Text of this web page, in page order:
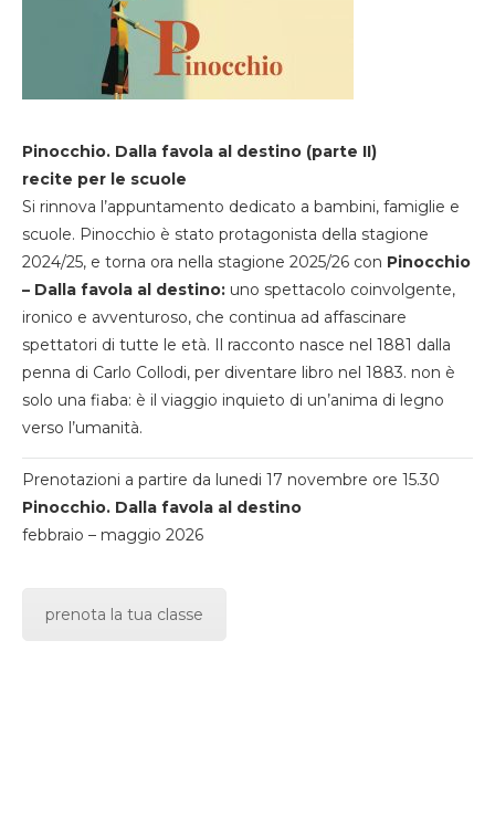
Pinocchio. Dalla favola al destino (parte II)
recite per le scuole
Si rinnova l’appuntamento dedicato a bambini, famiglie e
scuole. Pinocchio è stato protagonista della stagione
2024/25, e torna ora nella stagione 2025/26 con Pinocchio
– Dalla favola al destino: uno spettacolo coinvolgente,
ironico e avventuroso, che continua ad affascinare
spettatori di tutte le età. Il racconto nasce nel 1881 dalla
penna di Carlo Collodi, per diventare libro nel 1883. non è
solo una fiaba: è il viaggio inquieto di un’anima di legno
verso l’umanità.
Prenotazioni a partire da lunedi 17 novembre ore 15.30
Pinocchio. Dalla favola al destino
febbraio – maggio 2026
prenota la tua classe